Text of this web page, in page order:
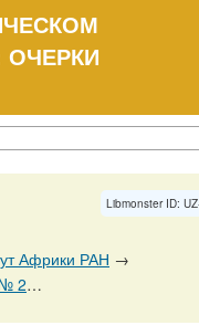
ОЧЕРКИ
Libmonster ID:
Африки РАН →
203.